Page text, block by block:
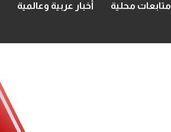
متابعات محلية أخبار عربية وعالمية